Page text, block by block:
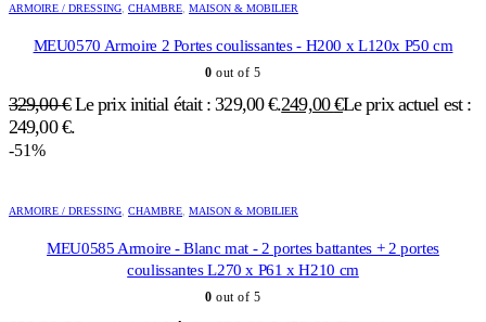
ARMOIRE / DRESSING CHAMBRE MAISON & MOBILIER
MEU0570 Armoire 2 Portes coulissantes - H200 x L120x P50 cm
0 out of 5
329,00€ Le prix initial était : 329,00 €.249,00€Le prix actuel est :
249,00 €.
-51%
ARMOIRE / DRESSING CHAMBRE MAISON & MOBILIER
MEU0585 Armoire - Blanc mat - 2 portes battantes + 2 portes
coulissantes L270 x P61 x H210 cm
0 out of 5